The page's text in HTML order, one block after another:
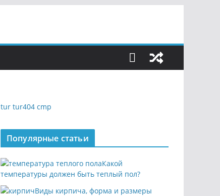
tur tur404 cmp
Популярные статьи
Какой
температуры должен быть теплый пол?
Виды кирпича, форма и размеры